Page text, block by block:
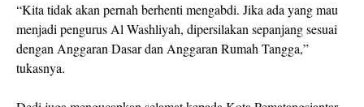
“Kita tidak akan pernah berhenti mengabdi. Jika ada yang mau
menjadi pengurus Al Washliyah, dipersilakan sepanjang sesuai
dengan Anggaran Dasar dan Anggaran Rumah Tangga,”
tukasnya.